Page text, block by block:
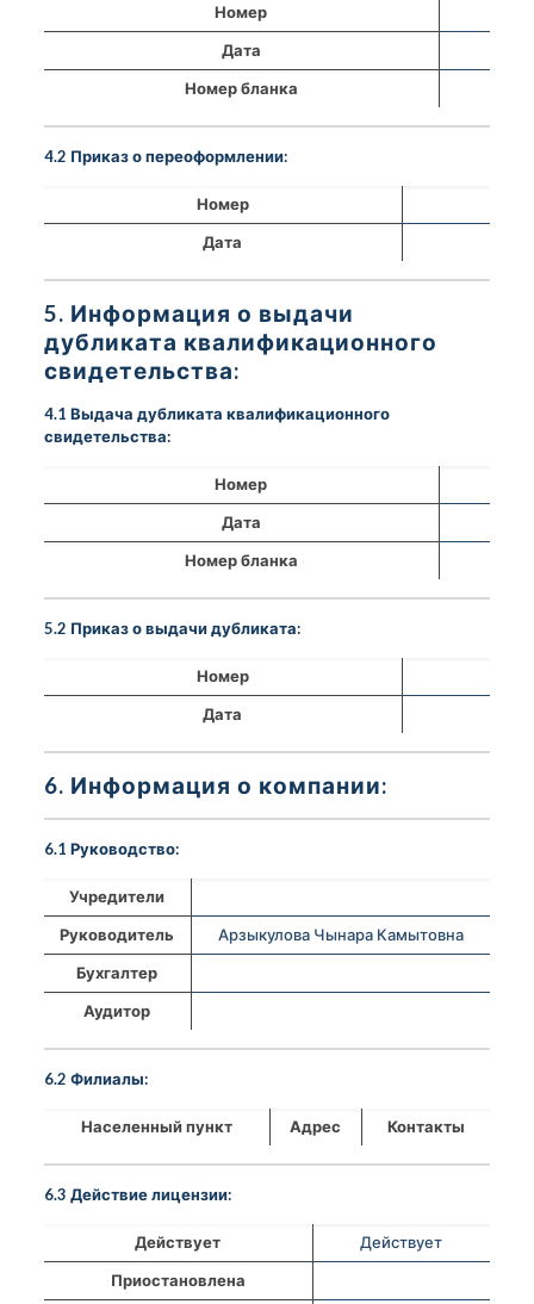
Номер
Дата
Номер бланка
4.2 Приказ о переоформлении:
Номер
Дата
5. Информация о выдачи
дубликата квалификационного
свидетельства:
4.1 Выдача дубликата квалификационного
свидетельства:
Номер
Дата
Номер бланка
5.2 Приказ о выдачи дубликата:
Номер
Дата
6. Информация о компании:
6.1 Руководство:
Учредители
Руководитель
Арзыкулова Чынара Камытовна
Бухгалтер
Аудитор
6.2 Филиалы:
Населенный пункт Адрес Контакты
6.3 Действие лицензии:
Действует
Действует
Приостановлена